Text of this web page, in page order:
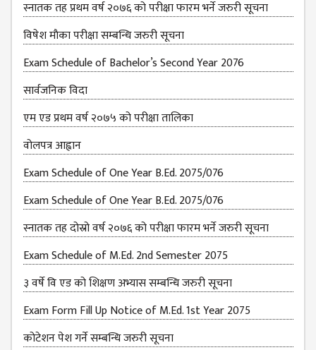
स्नातक तह प्रथम वर्ष २०७६ को परीक्षा फारम भर्ने जरुरी सूचना
विषेश माैका परीक्षा सम्बन्धि जरुरी सूचना
Exam Schedule of Bachelor’s Second Year 2076
सार्वजनिक विदा
एम एड प्रथम वर्ष २०७५ को परीक्षा तालिका
वोलपत्र आह्वान
Exam Schedule of One Year B.Ed. 2075/076
Exam Schedule of One Year B.Ed. 2075/076
स्नातक तह दोस्रो वर्ष २०७६ को परीक्षा फारम भर्ने जरुरी सूचना
Exam Schedule of M.Ed. 2nd Semester 2075
३ वर्षे वि एड को शिक्षण अभ्यास सम्बन्धि जरुरी सूचना
Exam Form Fill Up Notice of M.Ed. 1st Year 2075
कोटेशन पेश गर्ने सम्बन्धि जरुरी सूचना